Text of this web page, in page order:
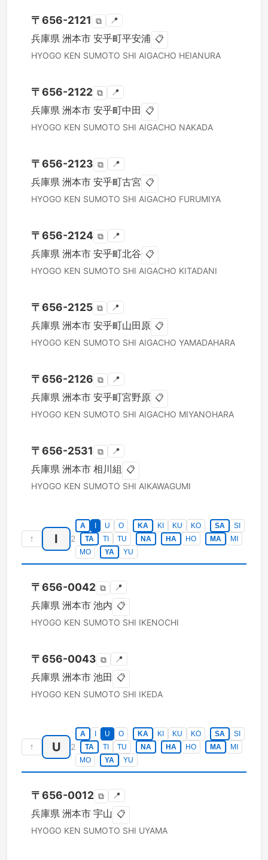
〒656-2121 ⧉ 📍
兵庫県 洲本市 安乎町平安浦 📋
HYOGO KEN SUMOTO SHI AIGACHO HEIANURA
〒656-2122 ⧉ 📍
兵庫県 洲本市 安乎町中田 📋
HYOGO KEN SUMOTO SHI AIGACHO NAKADA
〒656-2123 ⧉ 📍
兵庫県 洲本市 安乎町古宮 📋
HYOGO KEN SUMOTO SHI AIGACHO FURUMIYA
〒656-2124 ⧉ 📍
兵庫県 洲本市 安乎町北谷 📋
HYOGO KEN SUMOTO SHI AIGACHO KITADANI
〒656-2125 ⧉ 📍
兵庫県 洲本市 安乎町山田原 📋
HYOGO KEN SUMOTO SHI AIGACHO YAMADAHARA
〒656-2126 ⧉ 📍
兵庫県 洲本市 安乎町宮野原 📋
HYOGO KEN SUMOTO SHI AIGACHO MIYANOHARA
〒656-2531 ⧉ 📍
兵庫県 洲本市 相川組 📋
HYOGO KEN SUMOTO SHI AIKAWAGUMI
↑ I 2
A U O KA KI KU KO SA
SI
TA
TI TU NA HA HO MA
MI
MO
YA YU
〒656-0042 ⧉ 📍
兵庫県 洲本市 池内 📋
HYOGO KEN SUMOTO SHI IKENOCHI
〒656-0043 ⧉ 📍
兵庫県 洲本市 池田 📋
HYOGO KEN SUMOTO SHI IKEDA
↑ U 2
A U O KA KI KU KO SA
SI
TA
TI TU NA HA HO MA
MI
MO
YA YU
〒656-0012 ⧉ 📍
兵庫県 洲本市 宇山 📋
HYOGO KEN SUMOTO SHI UYAMA